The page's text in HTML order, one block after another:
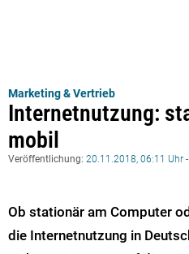
Marketing & Vertrieb
Internetnutzung:
mobil
Veröffentlichung: 20.11.2018, 06:11 Uhr
Ob stationär am Computer
die Internetnutzung in